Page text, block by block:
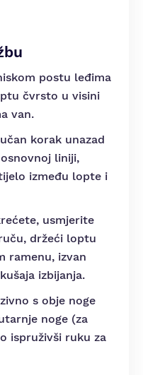
postu leđima
čvrsto u visini
van.
korak unazad
liniji,
između lopte i
usmjerite
držeći loptu
ramenu, izvan
izbijanja.
s obje noge
noge (za
ispruživši ruku za